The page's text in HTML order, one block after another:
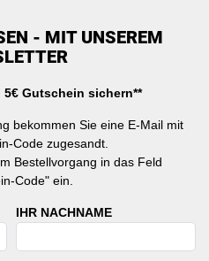
- MIT UNSEREM
Gutschein sichern**
bekommen Sie eine E-Mail mit
Code zugesandt.
Bestellvorgang in das Feld
Code" ein.
IHR NACHNAME